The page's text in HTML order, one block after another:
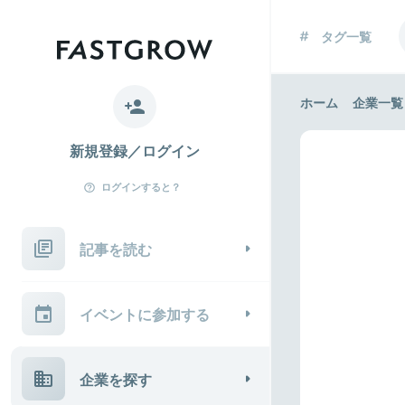
新規登録／ログイン
ログインすると？
記事を読む
イベントに参加する
企業を探す
タグ一覧
ホーム 企業一覧